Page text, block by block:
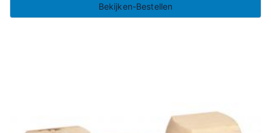
Bekijken-Bestellen